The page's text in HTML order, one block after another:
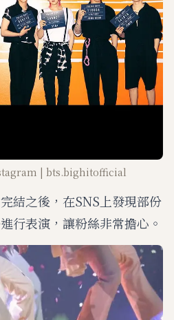
| bts.bighitofficial
結之後，在SNS上發現部份
行表演，讓粉絲非常擔心。